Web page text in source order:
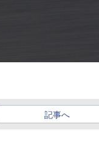
記事へ